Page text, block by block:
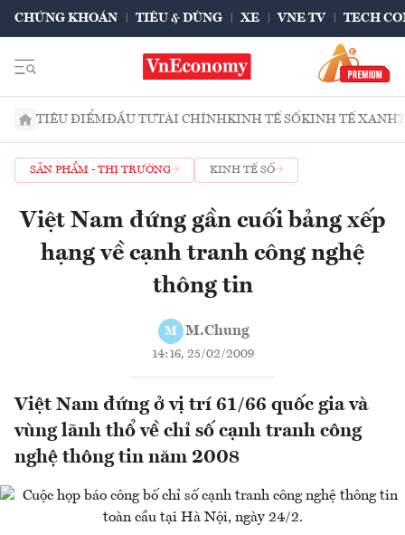
CHỨNG KHOÁN TIÊU & DÙNG XE VNE TV TECH
TIÊU ĐIỂMĐẦU TƯTÀI CHÍNHKINH TẾ SỐKINH TẾ XANH
SẢN PHẨM - THỊ TRƯỜNG KINH TẾ SỐ
Việt Nam đứng gần cuối bảng xếp
hạng về cạnh tranh công nghệ
thông tin
M M.Chung
14:16, 25/02/2009
Việt Nam đứng ở vị trí 61/66 quốc gia và
vùng lãnh thổ về chỉ số cạnh tranh công
nghệ thông tin năm 2008